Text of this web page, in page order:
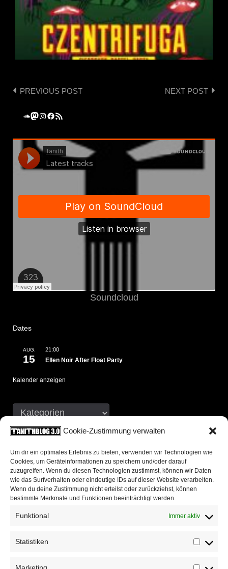
Cookie-Zustimmung verwalten
Um dir ein optimales Erlebnis zu bieten, verwenden wir Technologien wie
Cookies, um Geräteinformationen zu speichern und/oder darauf
zuzugreifen. Wenn du diesen Technologien zustimmst, können wir Daten
wie das Surfverhalten oder eindeutige IDs auf dieser Website verarbeiten.
Wenn du deine Zustimmung nicht erteilst oder zurückziehst, können
bestimmte Merkmale und Funktionen beeinträchtigt werden.
Funktional Immer aktiv
Statistiken
Post
navigation
PREVIOUS POST NEXT POST
SoundCloud
Mastodon
Instagram
Facebook
RSS-Feed
Soundcloud
Dates
AUG.
15
21:00
Ellen Noir After Float Party
Kalender anzeigen
Neueste Kommentare
chriszu500 Words 13: Wann ist das eigentlich
passiert?
Mijk van Dijk